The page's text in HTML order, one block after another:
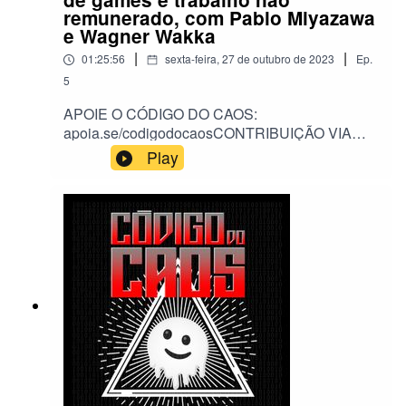
remunerado, com Pablo Miyazawa
e Wagner Wakka
01:25:56 | sexta-feira, 27 de outubro de 2023 |
Ep.
5
APOIE O CÓDIGO DO CAOS:
apoia.se/codigodocaosCONTRIBUIÇÃO VIA
https://nubank.com.br/pagar/185xn/SSdML7T4By
Em meados de outubro de 2023 aconteceu em
São Paulo mais uma edição da Brasil Game
Show, considerada a maior feira de games da
América Latina. As 328 mil pessoas passaram
pelo evento em pelo menos um dos cinco dias
de feira tiveram acesso não apenas a games do
momento mas também, a dezenas, se não
centenas de ativações de marcas, das mais
presentes no universo dos jogos eletrônicos às
mais improváveis, ajudando a movimentar uma
indústria bilionária.Apesar dessa montanha de
dinheiro, não faltaram relatos de gente que
Play